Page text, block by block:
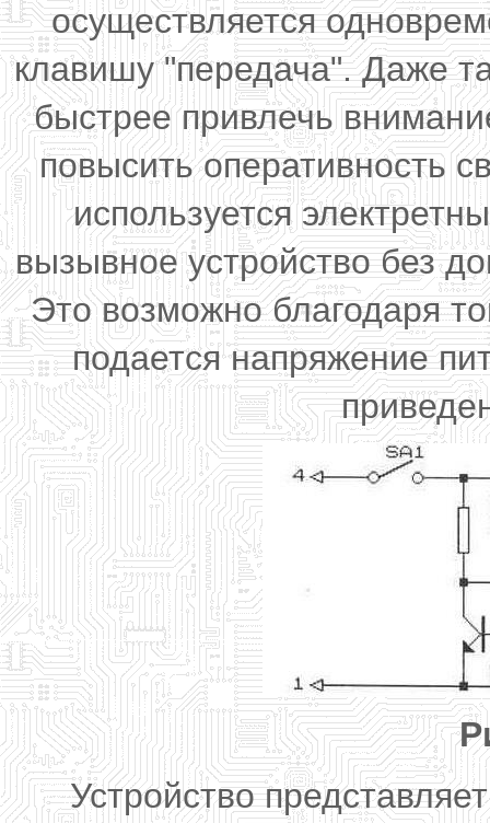
осуществляется
клавишу "передача". Даже
быстрее привлечь
повысить оперативность
используется
вызывное устройство без
Это возможно благодаря
подается напряжение
Устройство